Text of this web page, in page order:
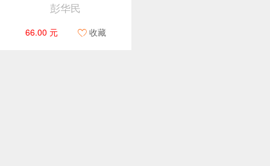
彭华民
66.00 元 收藏